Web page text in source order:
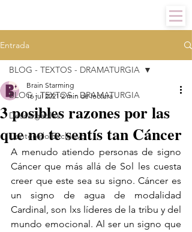
Entrada
BLOG - TEXTOS - DRAMATURGIA
Descargables
Contenido Exclusivo
BLOG - TEXTOS - DRAMATURGIA
3 posibles razones por las
que no te sentís tan Cáncer
Brain Starming
16 jul 2021 2 min de lectura
A menudo atiendo personas de signo
Cáncer que más allá de Sol les cuesta
creer que este sea su signo. Cáncer es
un signo de agua de modalidad
Cardinal, son lxs líderes de la tribu y del
mundo emocional. Al ser un signo que